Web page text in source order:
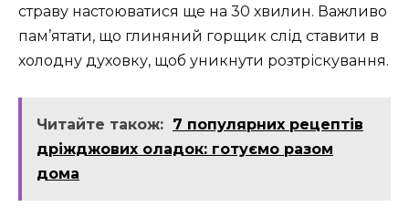
страву настоюватися ще на 30 хвилин. Важливо
пам’ятати, що глиняний горщик слід ставити в
холодну духовку, щоб уникнути розтріскування.
Читайте також: 7 популярних рецептів
дріжджових оладок: готуємо разом
дома